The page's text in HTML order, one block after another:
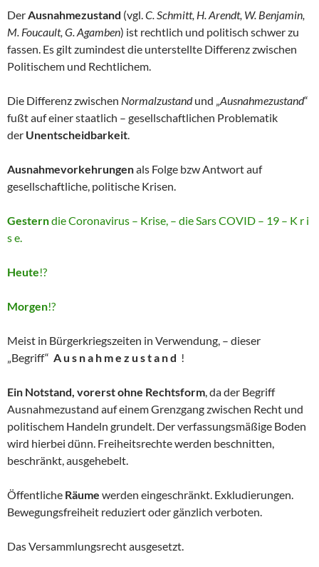
DerAusnahmezustand (vgl.C. Schmitt, H. Arendt, W. Benjamin,
M. Foucault, G. Agamben) ist rechtlich und politisch schwer zu
fassen. Es gilt zumindest die unterstellte Differenz zwischen
Politischem und Rechtlichem.
Die Differenz zwischen Normalzustandund „Ausnahmezustand“
fußt auf einer staatlich – gesellschaftlichen Problematik
der Unentscheidbarkeit.
Ausnahmevorkehrungenals Folge bzw Antwort auf
gesellschaftliche, politische Krisen.
Gesterndie Coronavirus – Krise, – die Sars COVID – 19 – K r i
s e.
Heute!?
Morgen!?
Meist in Bürgerkriegszeiten in Verwendung, – dieser
„Begriff“ A u s n a h m e z u s t a n d !
Ein Notstand, vorerst ohne Rechtsform, da der Begriff
Ausnahmezustand auf einem Grenzgang zwischen Recht und
politischem Handeln grundelt. Der verfassungsmäßige Boden
wird hierbei dünn. Freiheitsrechte werden beschnitten,
beschränkt, ausgehebelt.
Öffentliche Räume werden eingeschränkt. Exkludierungen.
Bewegungsfreiheit reduziert oder gänzlich verboten.
Das Versammlungsrecht ausgesetzt.